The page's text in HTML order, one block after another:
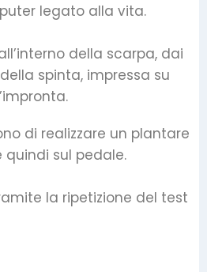
legato alla vita.
della scarpa, dai
spinta, impressa su
di realizzare un plantare
sul pedale.
la ripetizione del test